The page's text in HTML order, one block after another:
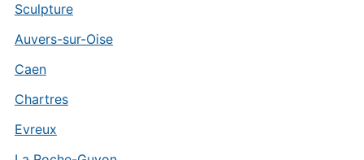
Sculpture
Auvers-sur-Oise
Caen
Chartres
Evreux